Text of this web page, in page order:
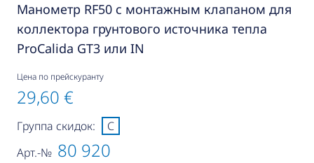
Манометр RF50 с монтажным клапаном для
коллектора грунтового источника тепла
ProCalida GT3 или IN
Цена по прейскуранту
29,60 €
Арт.-№ 80 920
Группа скидок: C